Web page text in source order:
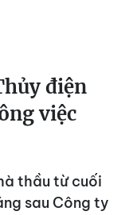
điện
việc
thầu từ cuối
sau Công ty